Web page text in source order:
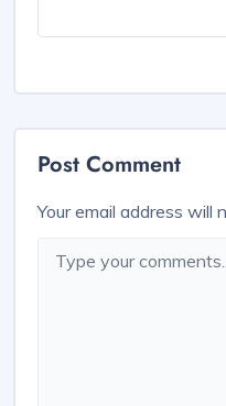
Post Comment
Your email address will